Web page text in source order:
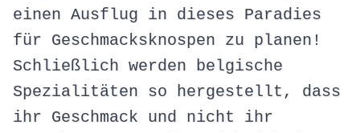
einen Ausflug in dieses Paradies
für Geschmacksknospen zu planen!
Schließlich werden belgische
Spezialitäten so hergestellt, dass
ihr Geschmack und nicht ihr